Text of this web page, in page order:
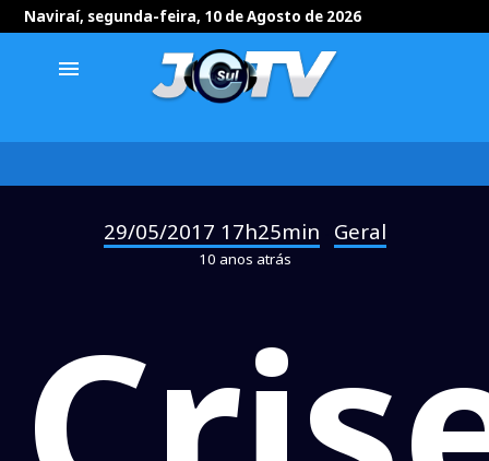
Naviraí, segunda-feira, 10 de Agosto de 2026
menu
29/05/2017 17h25min Geral
10 anos atrás